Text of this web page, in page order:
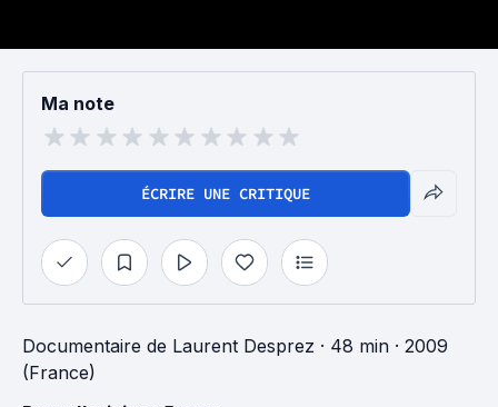
Ma note
ÉCRIRE UNE CRITIQUE
Documentaire de Laurent Desprez · 48 min · 2009
(France)